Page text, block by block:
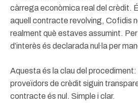
càrrega econòmica real del crèdit.
aquell contracte revolving, Cofidis
realment què estaves assumint.
d’interès és declarada nul·la per
Aquesta és la clau del procediment:
proveïdors de crèdit siguin
contracte és nul. Simple i clar.